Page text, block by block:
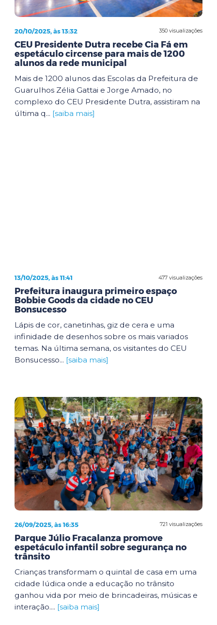
350 visualizações
20/10/2025, às 13:32
CEU Presidente Dutra recebe Cia Fá em
espetáculo circense para mais de 1200
alunos da rede municipal
Mais de 1200 alunos das Escolas da Prefeitura de
Guarulhos Zélia Gattai e Jorge Amado, no
complexo do CEU Presidente Dutra, assistiram na
última q... [saiba mais]
477 visualizações
13/10/2025, às 11:41
Prefeitura inaugura primeiro espaço
Bobbie Goods da cidade no CEU
Bonsucesso
Lápis de cor, canetinhas, giz de cera e uma
infinidade de desenhos sobre os mais variados
temas. Na última semana, os visitantes do CEU
Bonsucesso... [saiba mais]
721 visualizações
26/09/2025, às 16:35
Parque Júlio Fracalanza promove
espetáculo infantil sobre segurança no
trânsito
Crianças transformam o quintal de casa em uma
cidade lúdica onde a educação no trânsito
ganhou vida por meio de brincadeiras, músicas e
interação.... [saiba mais]